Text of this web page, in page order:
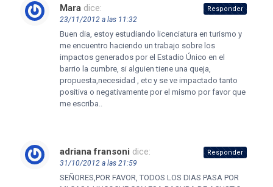
Mara dice:
23/11/2012 a las 11:32
Buen dia, estoy estudiando licenciatura en turismo y
me encuentro haciendo un trabajo sobre los
impactos generados por el Estadio Único en el
barrio la cumbre, si alguien tiene una queja,
propuesta,necesidad , etc y se ve impactado tanto
positiva o negativamente por el mismo por favor que
me escriba..
Responder
adriana fransoni dice:
31/10/2012 a las 21:59
SEÑORES,POR FAVOR, TODOS LOS DIAS PASA POR
Responder